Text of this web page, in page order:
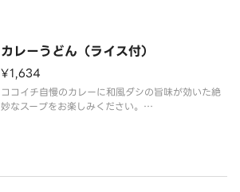
カレーうどん（ライス付）
¥1,634
ココイチ自慢のカレーに和風ダシの旨味が効いた絶
妙なスープをお楽しみください。